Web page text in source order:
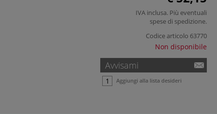
IVA inclusa. Più eventuali
spese di spedizione.
Codice articolo 63770
Non disponibile
Avvisami
Aggiungi alla lista desideri